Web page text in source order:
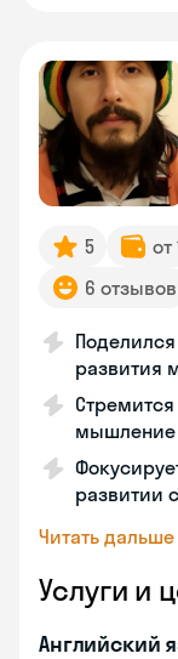
5 от
6 отзывов
развития
мышление
развитии
Читать дальше
Услуги и
Английский